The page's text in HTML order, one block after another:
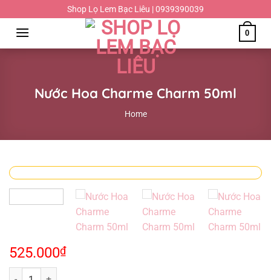
đến
dung
Shop Lọ Lem Bạc Liêu | 0939390039
0
Nước Hoa Charme Charm 50ml
Home
525.000₫
Nước Hoa Charme Charm 50ml quantity